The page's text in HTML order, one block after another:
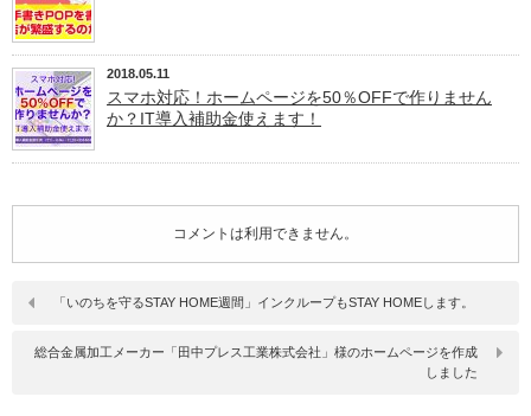
2018.05.11
スマホ対応！ホームページを50％OFFで作りません
か？IT導入補助金使えます！
コメントは利用できません。
「いのちを守るSTAY HOME週間」インクループもSTAY HOMEします。
総合金属加工メーカー「田中プレス工業株式会社」様のホームページを作成
しました